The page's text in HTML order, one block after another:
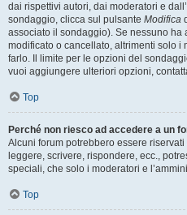
dai rispettivi autori, dai moderatori e
sondaggio, clicca sul pulsante Modifica
associato il sondaggio). Se nessuno
modificato o cancellato, altrimenti solo i
farlo. Il limite per le opzioni del
vuoi aggiungere ulteriori opzioni,
Top
Perché non riesco ad accedere a un
Alcuni forum potrebbero essere
leggere, scrivere, rispondere, ecc.,
speciali, che solo i moderatori e
Top